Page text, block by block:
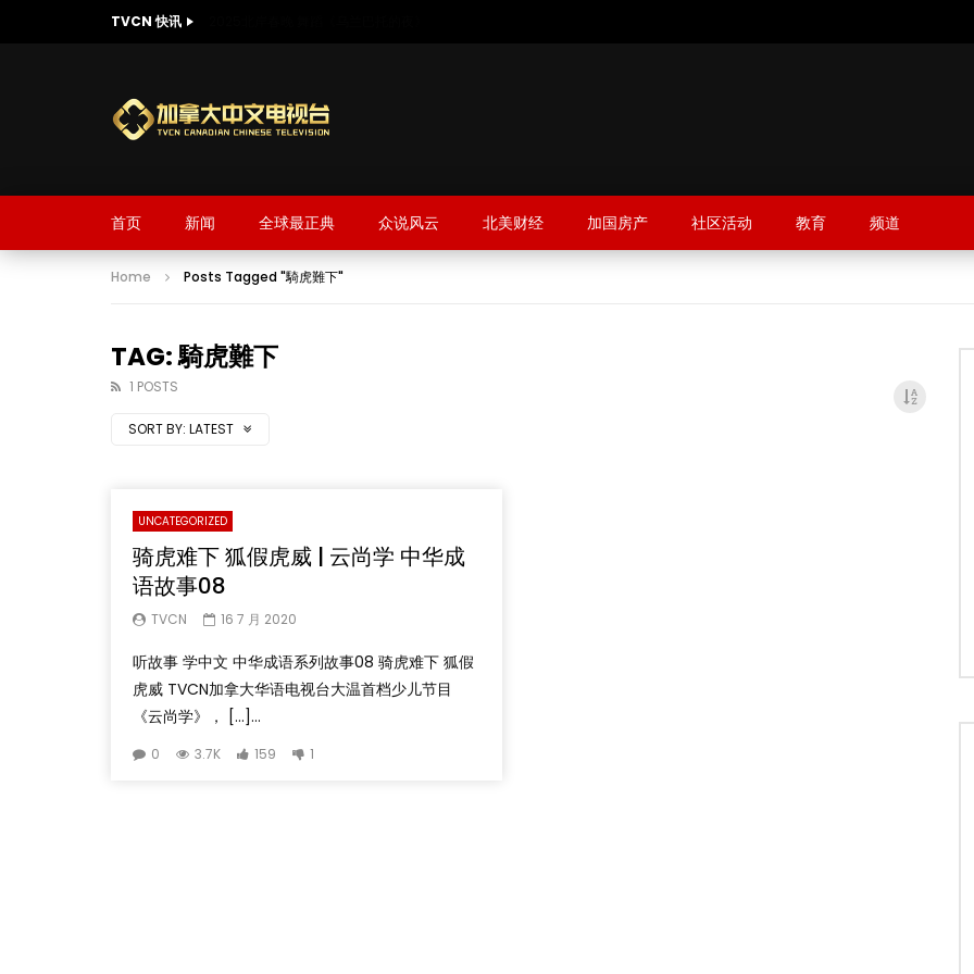
TVCN 快讯
首页 新闻 全球最正典 众说风云 北美财经 加国房产 社区活动 教育 频道
Home Posts Tagged "騎虎難下"
TAG: 騎虎難下
1 POSTS
SORT BY: LATEST
UNCATEGORIZED
骑虎难下 狐假虎威 | 云尚学 中华成
语故事08
TVCN 16 7 月 2020
听故事 学中文 中华成语系列故事08 骑虎难下 狐假
虎威 TVCN加拿大华语电视台大温首档少儿节目
《云尚学》， […]...
0 3.7K 159 1